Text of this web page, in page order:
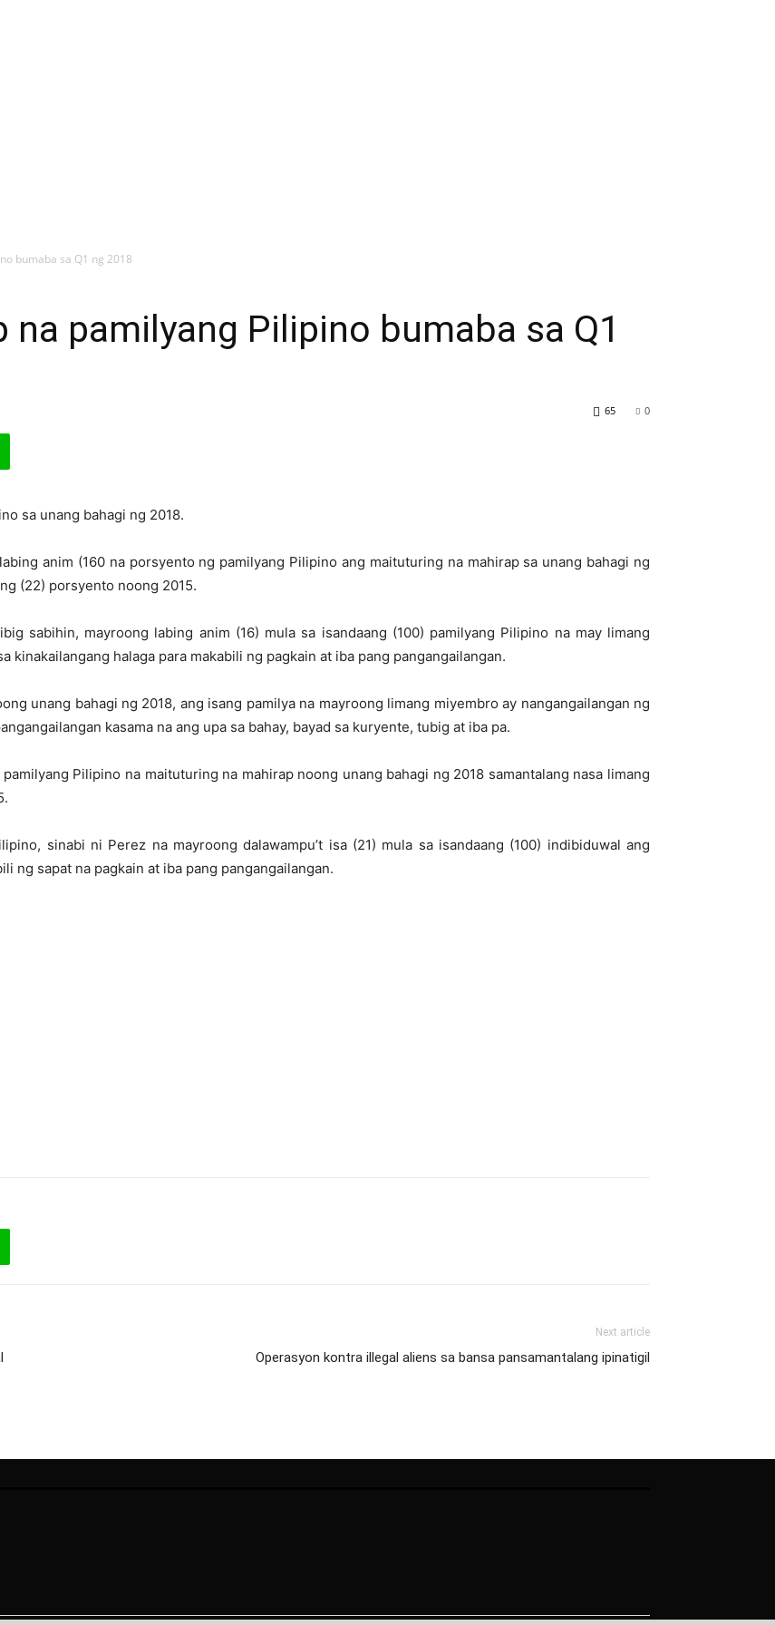
bumaba sa Q1 ng 2018
na pamilyang Pilipino bumaba sa Q1
0
65
sa unang bahagi ng 2018.
anim (160 na porsyento ng pamilyang Pilipino ang maituturing na mahirap sa unang bahagi ng
(22) porsyento noong 2015.
sabihin, mayroong labing anim (16) mula sa isandaang (100) pamilyang Pilipino na may limang
kinakailangang halaga para makabili ng pagkain at iba pang pangangailangan.
unang bahagi ng 2018, ang isang pamilya na mayroong limang miyembro ay nangangailangan ng
kasama na ang upa sa bahay, bayad sa kuryente, tubig at iba pa.
Pilipino na maituturing na mahirap noong unang bahagi ng 2018 samantalang nasa limang
sinabi ni Perez na mayroong dalawampu’t isa (21) mula sa isandaang (100) indibiduwal ang
ng sapat na pagkain at iba pang pangangailangan.
Next article
Operasyon kontra illegal aliens sa bansa pansamantalang ipinatigil